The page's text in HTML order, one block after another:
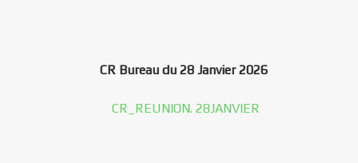
CR Bureau du 28 Janvier 2026
CR_REUNION. 28JANVIER